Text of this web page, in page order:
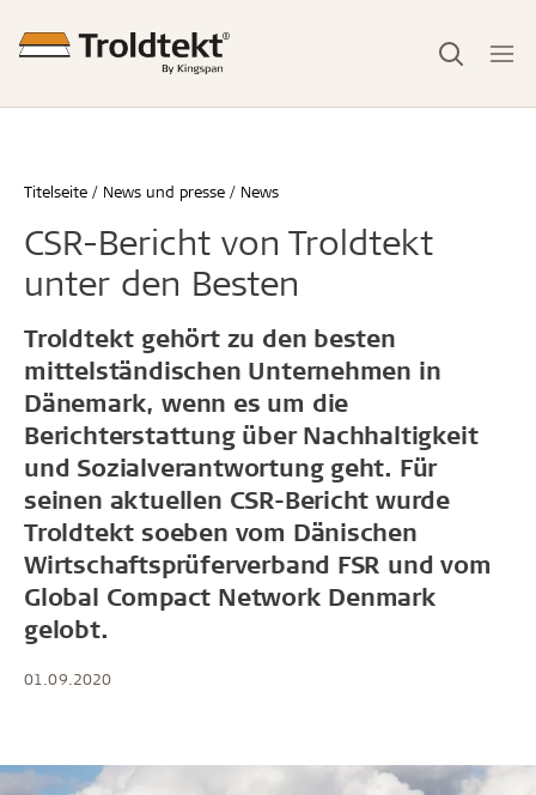
Titelseite News und presse News
CSR-Bericht von Troldtekt
unter den Besten
Troldtekt gehört zu den besten
mittelständischen Unternehmen in
Dänemark, wenn es um die
Berichterstattung über Nachhaltigkeit
und Sozialverantwortung geht. Für
seinen aktuellen CSR-Bericht wurde
Troldtekt soeben vom Dänischen
Wirtschaftsprüferverband FSR und vom
Global Compact Network Denmark
gelobt.
01.09.2020